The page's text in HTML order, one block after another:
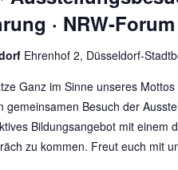
· NRW-
Ehrenhof 2, Düsseldorf-
Ganz im Sinne unseres
gemeinsamen Besuch der
Bildungsangebot mit einem
zu kommen. Freut euch mit